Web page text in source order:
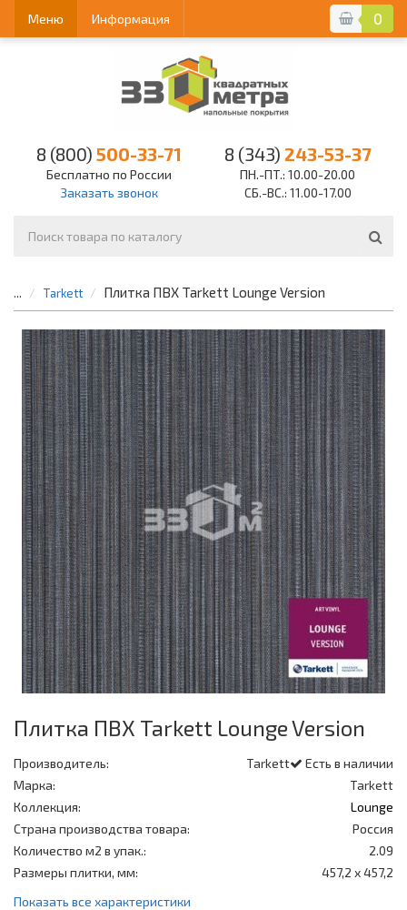
0
Меню Информация
8 (800) 500-33-71
Бесплатно по России
Заказать звонок
8 (343) 243-53-37
ПН.-ПТ.: 10.00-20.00
СБ.-ВС.: 11.00-17.00
... Tarkett Плитка ПВХ Tarkett Lounge Version
Плитка ПВХ Tarkett Lounge Version
Есть в наличии
Производитель:
Tarkett
Марка:
Tarkett
Коллекция:
Lounge
Страна производства товара:
Россия
Количество м2 в упак.:
2.09
Размеры плитки, мм:
457,2 х 457,2
Показать все характеристики